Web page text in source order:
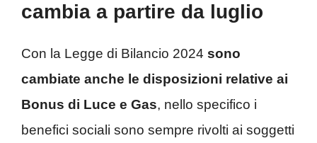
cambia a partire da luglio
Con la Legge di Bilancio 2024 sono
cambiate anche le disposizioni relative ai
Bonus di Luce e Gas, nello specifico i
benefici sociali sono sempre rivolti ai soggetti